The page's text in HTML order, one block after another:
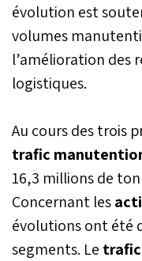
évolution est
volumes
l’amélioration des
logistiques.
Au cours des trois
trafic
16,3 millions de
Concernant les
évolutions ont été
segments. Le